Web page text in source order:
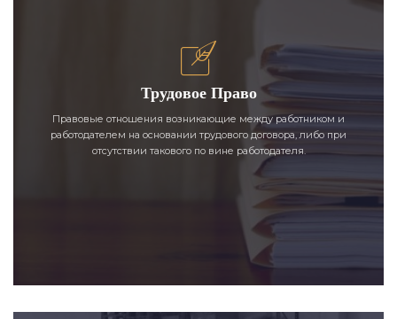
Трудовое Право
Правовые отношения возникающие между работником и
работодателем на основании трудового договора, либо при
отсутствии такового по вине работодателя.